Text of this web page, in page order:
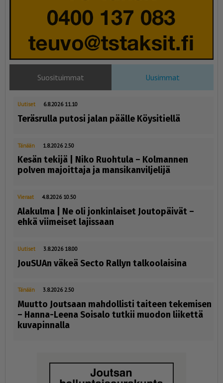
Suosituimmat Uusimmat
Uutiset 6.8.2026 11.10
Teräsrulla putosi jalan päälle Köysitiellä
Tänään 1.8.2026 2.50
Kesän tekijä | Niko Ruohtula ­– Kolmannen
polven majoittaja ja mansikanviljelijä
Vieraat 4.8.2026 10.50
Alakulma | Ne oli jonkinlaiset Joutopäivät –
ehkä viimeiset lajissaan
Uutiset 3.8.2026 18.00
JouSUAn väkeä Secto Rallyn talkoolaisina
Tänään 3.8.2026 2.50
Muutto Joutsaan mahdollisti taiteen tekemisen
– Hanna-Leena Soisalo tutkii muodon liikettä
kuvapinnalla